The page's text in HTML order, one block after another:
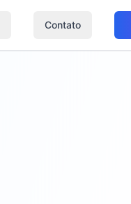
Contato